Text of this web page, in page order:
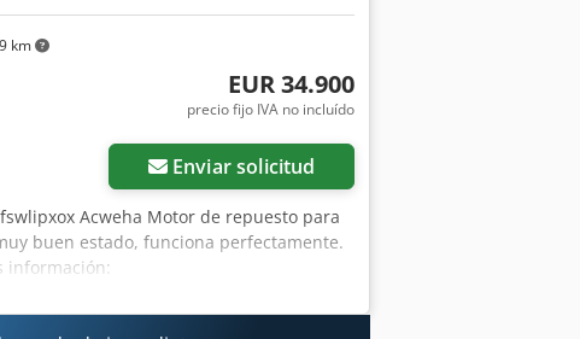
km
EUR 34.900
precio fijo IVA no incluído
Enviar solicitud
Acweha Motor de repuesto para
buen estado, funciona perfectamente.
información: